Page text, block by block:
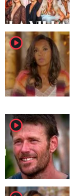
player2
player2